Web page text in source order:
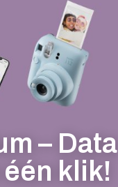
– Data
klik!